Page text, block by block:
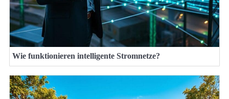
Wie funktionieren intelligente Stromnetze?